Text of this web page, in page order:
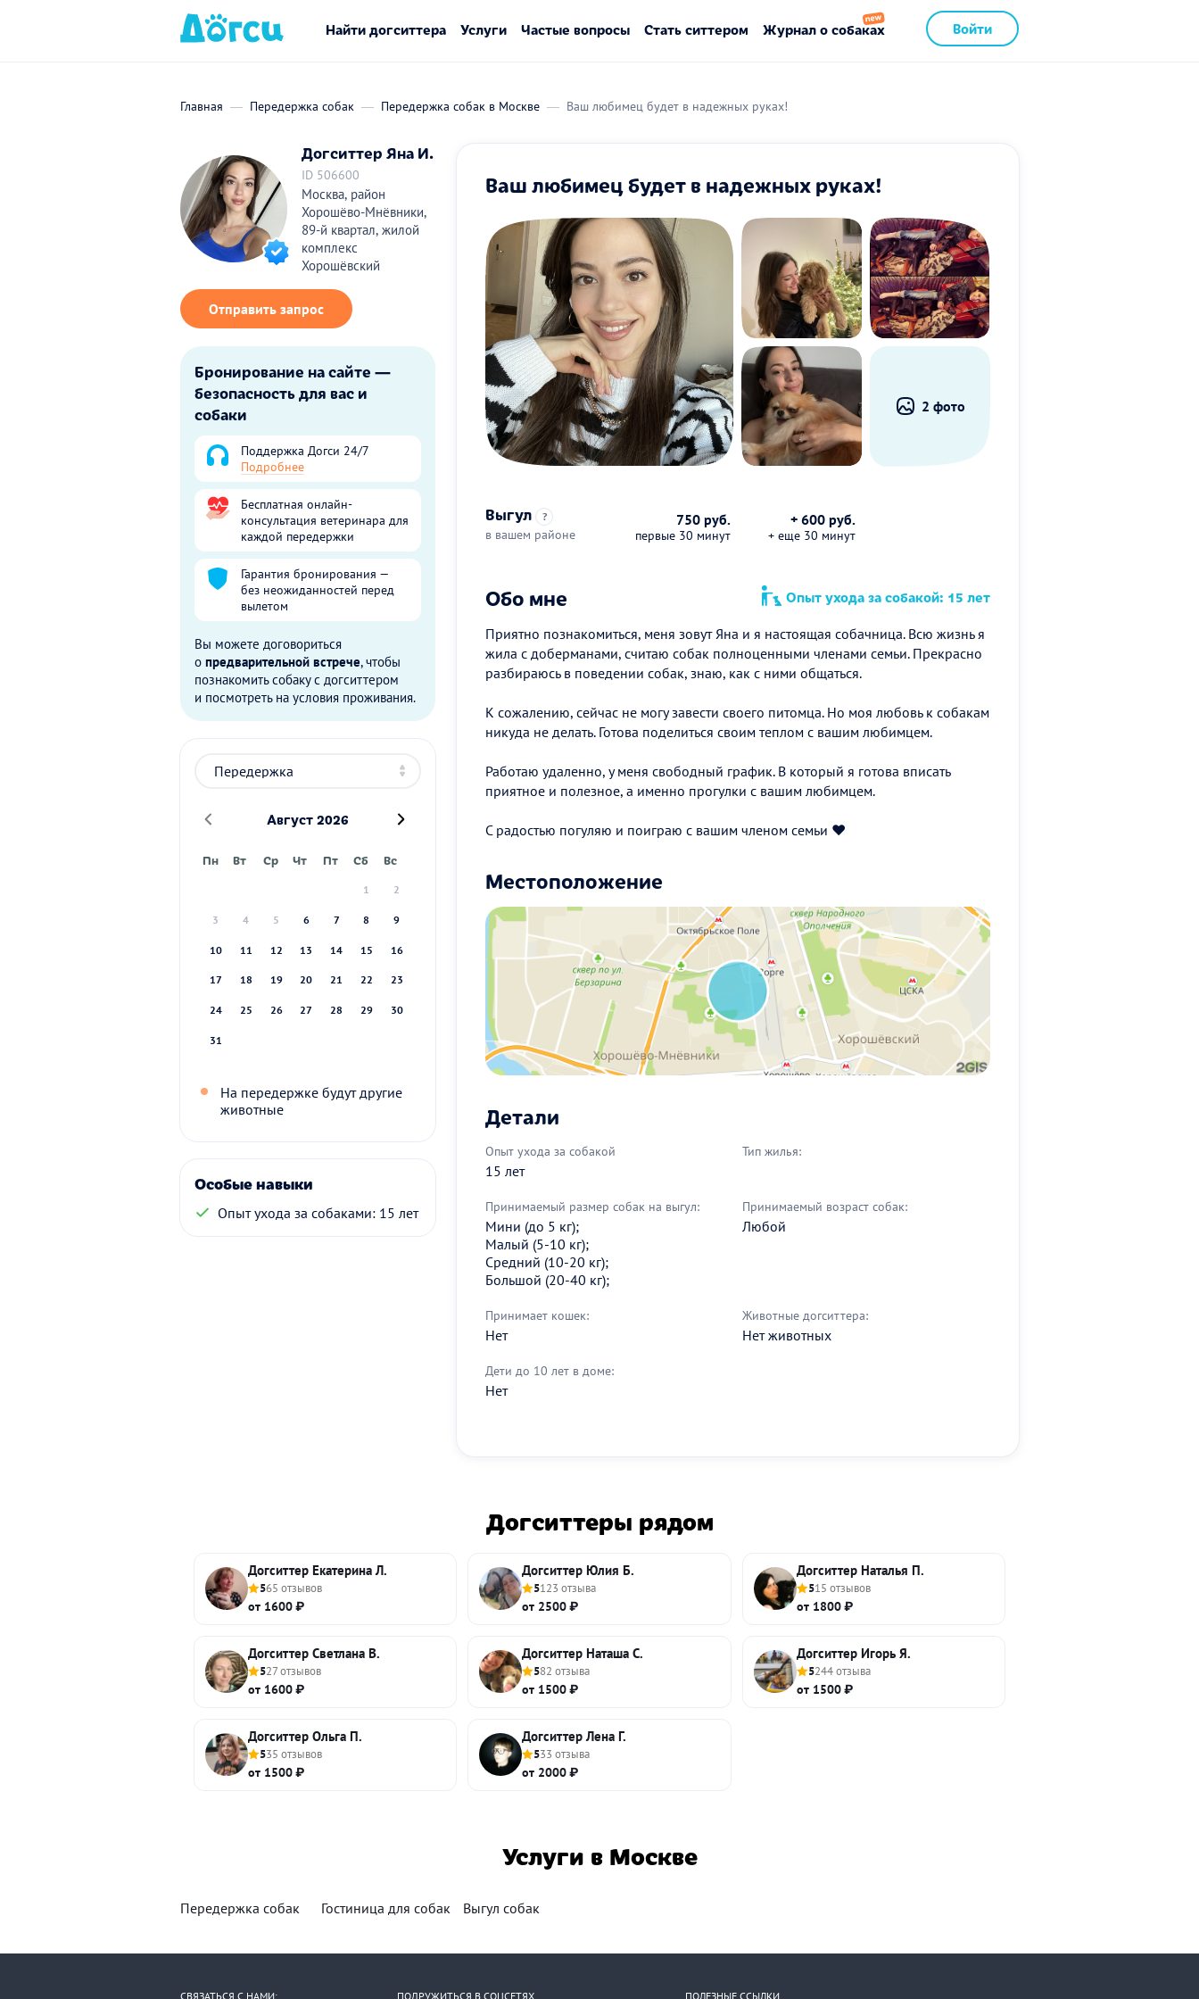
Войти
Найти догситтера Услуги Частые вопросы Стать ситтером Журнал о собаках
Главная Передержка собак Передержка собак в Москве Ваш любимец будет в надежных руках!
Догситтер Яна И.
ID 506600
Москва, район
Хорошёво-Мнёвники,
89-й квартал, жилой
комплекс
Хорошёвский
Отправить запрос
Бронирование на сайте —
безопасность для вас и
собаки
Поддержка Догси 24/7
Подробнее
Бесплатная онлайн-
консультация ветеринара для
каждой передержки
Гарантия бронирования —
без неожиданностей перед
вылетом
Вы можете договориться
о предварительной встрече, чтобы
познакомить собаку с догситтером
и посмотреть на условия проживания.
Август 2026
Пн Вт Ср Чт Пт Сб Вс
1 2
3 4 5 6 7 8 9
10 11 12 13 14 15 16
17 18 19 20 21 22 23
24 25 26 27 28 29 30
31
На передержке будут другие
животные
Особые навыки
Опыт ухода за собаками: 15 лет
Ваш любимец будет в надежных руках!
2 фото
Выгул ?
в вашем районе
750 руб.
первые 30 минут
+ 600 руб.
+ еще 30 минут
Обо мне Опыт ухода за собакой: 15 лет
Приятно познакомиться, меня зовут Яна и я настоящая собачница. Всю жизнь я
жила с доберманами, считаю собак полноценными членами семьи. Прекрасно
разбираюсь в поведении собак, знаю, как с ними общаться.
К сожалению, сейчас не могу завести своего питомца. Но моя любовь к собакам
никуда не делать. Готова поделиться своим теплом с вашим любимцем.
Работаю удаленно, у меня свободный график. В который я готова вписать
приятное и полезное, а именно прогулки с вашим любимцем.
С радостью погуляю и поиграю с вашим членом семьи ❤️
Местоположение
Детали
Опыт ухода за собакой
15 лет
Тип жилья:
Принимаемый размер собак на выгул:
Мини (до 5 кг);
Малый (5-10 кг);
Средний (10-20 кг);
Большой (20-40 кг);
Принимаемый возраст собак:
Любой
Принимает кошек:
Нет
Животные догситтера:
Нет животных
Дети до 10 лет в доме:
Нет
Догситтеры рядом
Догситтер Екатерина Л.
565 отзывов
от 1600 ₽
Догситтер Юлия Б.
5123 отзыва
от 2500 ₽
Догситтер Наталья П.
515 отзывов
от 1800 ₽
Догситтер Светлана В.
527 отзывов
от 1600 ₽
Догситтер Наташа С.
582 отзыва
от 1500 ₽
Догситтер Игорь Я.
5244 отзыва
от 1500 ₽
Догситтер Ольга П.
535 отзывов
от 1500 ₽
Догситтер Лена Г.
533 отзыва
от 2000 ₽
Услуги в Москве
Передержка собак Гостиница для собак Выгул собак
СВЯЗАТЬСЯ С НАМИ: ПОДРУЖИТЬСЯ В СОЦСЕТЯХ ПОЛЕЗНЫЕ ССЫЛКИ